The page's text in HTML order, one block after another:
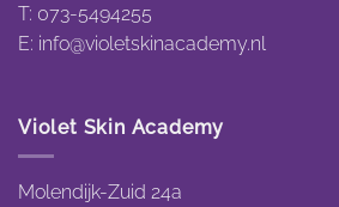
T: 073-5494255
E: info@violetskinacademy.nl
Violet Skin Academy
Molendijk-Zuid 24a